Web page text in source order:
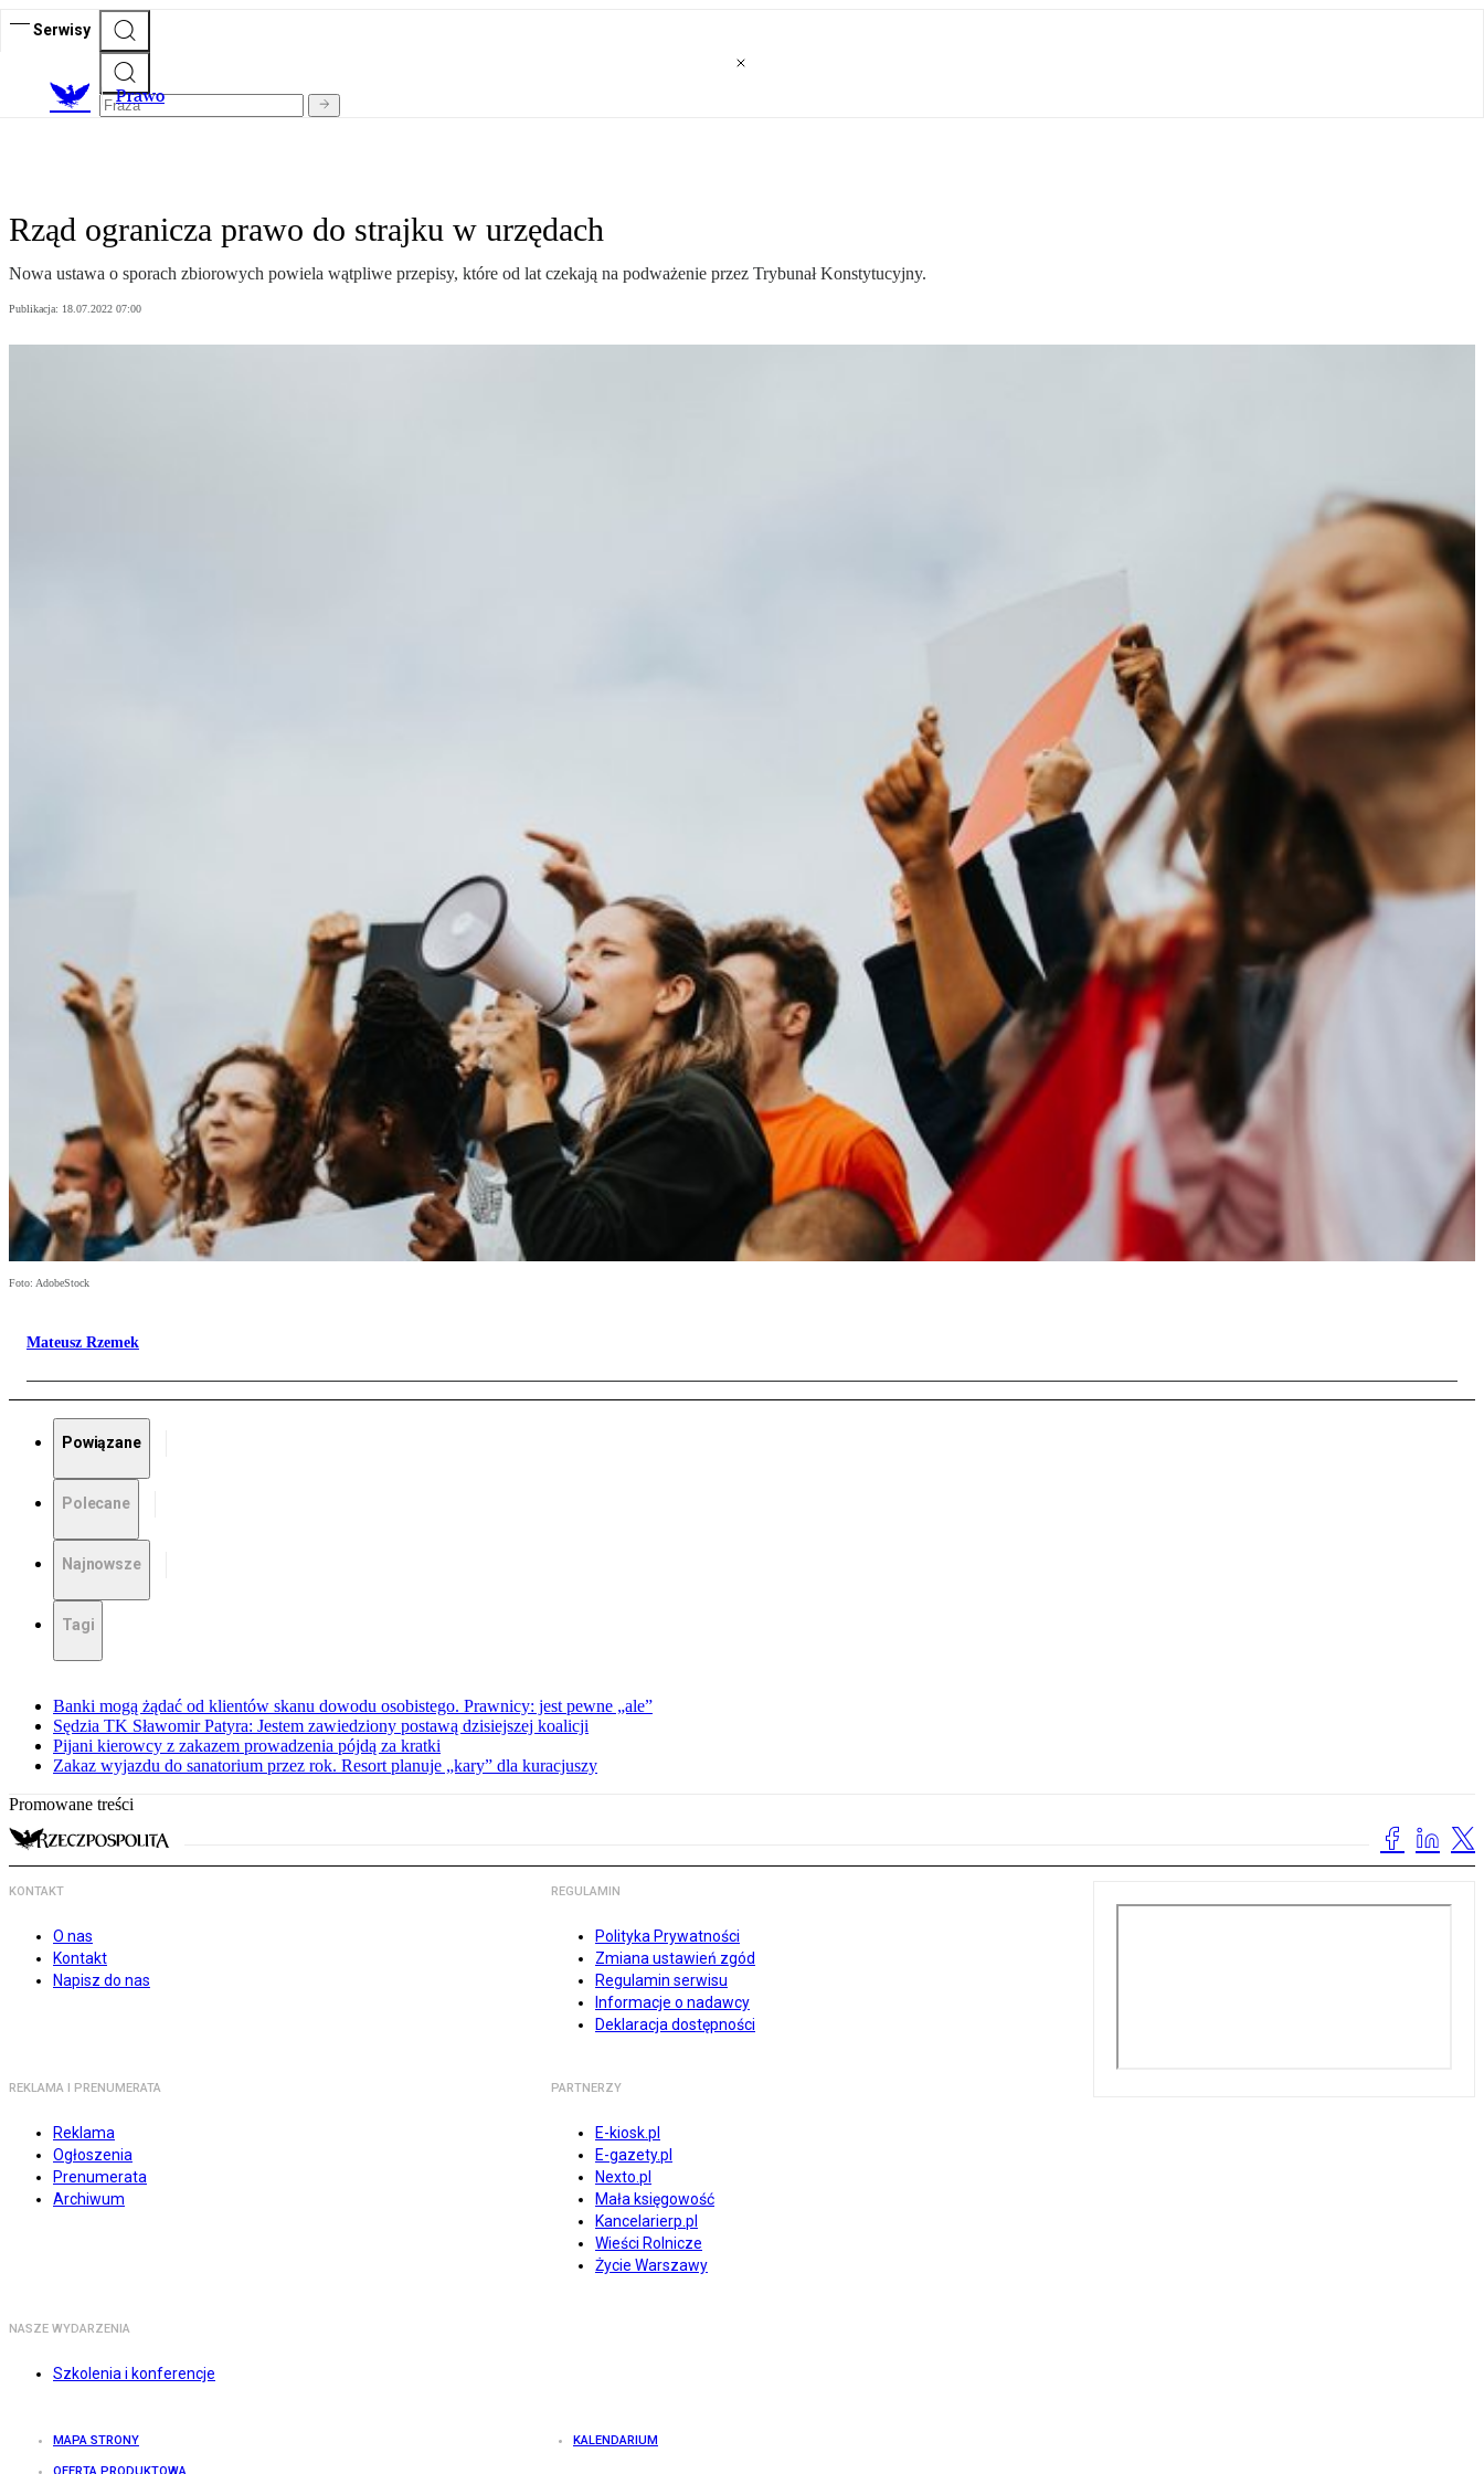
Serwisy
Prawo
Rząd ogranicza prawo do strajku w urzędach
Nowa ustawa o sporach zbiorowych powiela wątpliwe przepisy, które od lat czekają na podważenie przez Trybunał Konstytucyjny.
Publikacja: 18.07.2022 07:00
Foto: AdobeStock
Mateusz Rzemek
Powiązane
Polecane
Najnowsze
Tagi
Banki mogą żądać od klientów skanu dowodu osobistego. Prawnicy: jest pewne „ale”
Sędzia TK Sławomir Patyra: Jestem zawiedziony postawą dzisiejszej koalicji
Pijani kierowcy z zakazem prowadzenia pójdą za kratki
Zakaz wyjazdu do sanatorium przez rok. Resort planuje „kary” dla kuracjuszy
Promowane treści
KONTAKT
O nas
Kontakt
Napisz do nas
REGULAMIN
Polityka Prywatności
Zmiana ustawień zgód
Regulamin serwisu
Informacje o nadawcy
Deklaracja dostępności
REKLAMA I PRENUMERATA
Reklama
Ogłoszenia
Prenumerata
Archiwum
PARTNERZY
E-kiosk.pl
E-gazety.pl
Nexto.pl
Mała księgowość
Kancelarierp.pl
Wieści Rolnicze
Życie Warszawy
NASZE WYDARZENIA
Szkolenia i konferencje
MAPA STRONY KALENDARIUM